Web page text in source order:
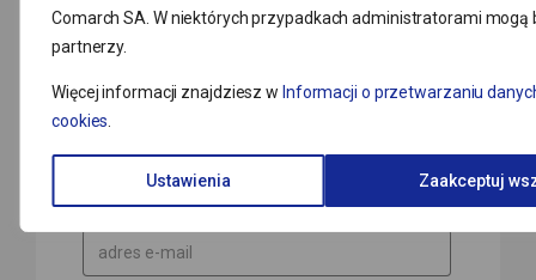
Comarch SA. W niektórych przypadkach administratorami mogą
partnerzy.
Więcej informacji znajdziesz w Informacji o przetwarzaniu
cookies
Ustawienia Zaakceptuj